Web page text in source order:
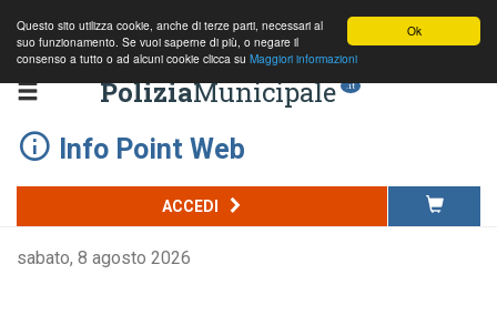
Ok
Questo sito utilizza cookie, anche di terze parti, necessari al
suo funzionamento. Se vuoi saperne di più, o negare il
consenso a tutto o ad alcuni cookie clicca su Maggiori informazioni
PoliziaMunicipale .it
Info Point Web
ACCEDI
sabato, 8 agosto 2026